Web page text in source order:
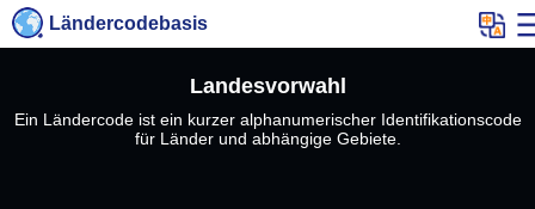
Ländercodebasis
Landesvorwahl
Ein Ländercode ist ein kurzer alphanumerischer Identifikationscode
für Länder und abhängige Gebiete.